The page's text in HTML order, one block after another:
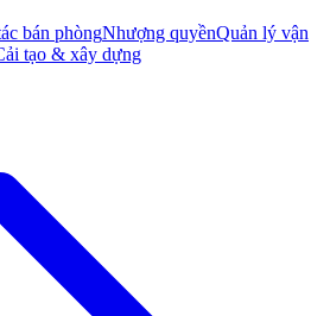
bán phòngNhượng quyềnQuản lý vận
tạo & xây dựng